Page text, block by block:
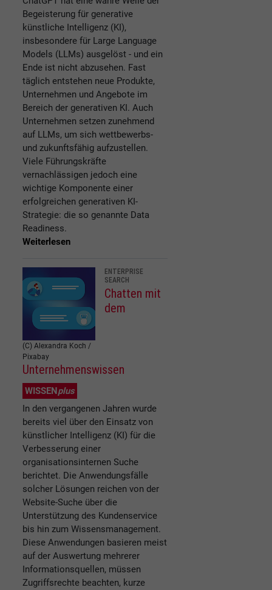
Begeisterung für generative
künstliche Intelligenz (KI),
insbesondere für Large Language
Models (LLMs) ausgelöst - und ein
Ende ist nicht abzusehen. Fast
täglich entstehen neue Produkte,
Unternehmen und Angebote im
Bereich der generativen KI. Auch
Unternehmen setzen zunehmend
auf LLMs, um sich wettbewerbs-
und zukunftsfähig aufzustellen.
Viele Führungskräfte
vernachlässigen jedoch eine
wichtige Komponente einer
erfolgreichen generativen KI-
Strategie: die so genannte Data
Readiness.
Weiterlesen
(C) Alexandra Koch /
Pixabay
ENTERPRISE
SEARCH
Chatten mit
dem
Unternehmenswissen
WISSEN plus
In den vergangenen Jahren wurde
bereits viel über den Einsatz von
künstlicher Intelligenz (KI) für die
Verbesserung einer
organisationsinternen Suche
berichtet. Die Anwendungsfälle
solcher Lösungen reichen von der
Website-Suche über die
Unterstützung des Kundenservice
bis hin zum Wissensmanagement.
Diese Anwendungen basieren meist
auf der Auswertung mehrerer
Informationsquellen, müssen
Zugriffsrechte beachten, kurze